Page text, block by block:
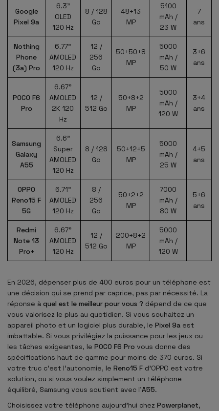
Google
Pixel 9a
6.3"
OLED
120 Hz
8 / 128
Go
48+13
MP
5100
mAh /
23 W
7
ans
Nothing
Phone
(3a) Pro
6.77"
AMOLED
120 Hz
12 /
256
Go
50+50+8
MP
5000
mAh /
50 W
3+6
ans
POCO F6
Pro
6.67"
AMOLED
2K 120
Hz
12 /
512 Go
50+8+2
MP
5000
mAh /
120 W
3+4
ans
Samsung
Galaxy
A55
6.6"
Super
AMOLED
120 Hz
8 / 128
Go
50+12+5
MP
5000
mAh /
25 W
4+5
ans
OPPO
Reno15 F
5G
6.71"
AMOLED
120 Hz
8 /
256
Go
50+2+2
MP
7000
mAh /
80 W
5+6
ans
Redmi
Note 13
Pro+
6.67"
AMOLED
120 Hz
12 /
512 Go
200+8+2
MP
5000
mAh /
120 W
En 2026, dépenser plus de 400 euros pour un téléphone est
une décision qui se prend par caprice, pas par nécessité. La
réponse à quel est le meilleur pour vous ? dépend de ce que
vous valorisez le plus au quotidien. Si vous souhaitez un
appareil photo et un logiciel plus durable, le Pixel 9a est
imbattable. Si vous privilégiez la puissance pour les jeux ou
les tâches exigeantes, le POCO F6 Pro vous donne des
spécifications haut de gamme pour moins de 370 euros. Si
votre truc c'est l'autonomie, le Reno15 F d'OPPO est votre
solution, ou si vous voulez simplement un téléphone
équilibré, Samsung vous soutient avec l'A55.
Choisissez votre téléphone aujourd'hui chez Powerplanet,